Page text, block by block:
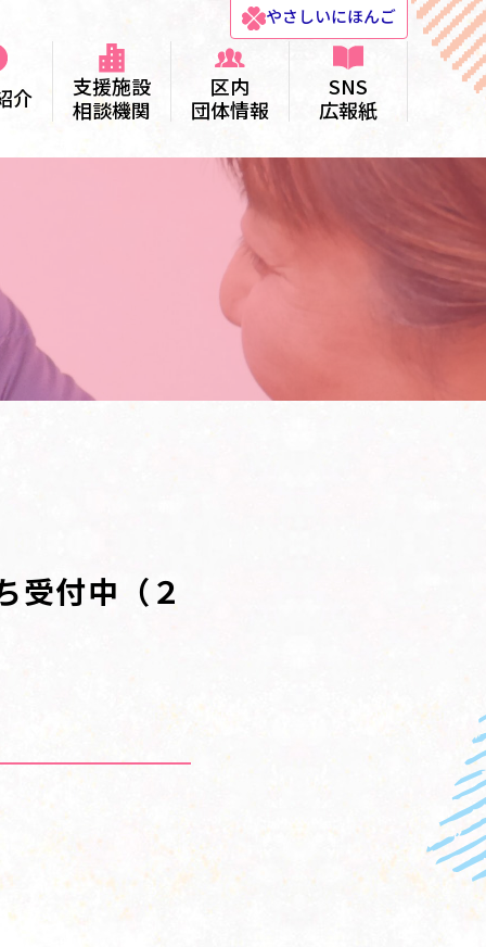
やさしいにほんご
介
支援施設
相談機関
区内
団体情報
SNS
広報紙
付中（２